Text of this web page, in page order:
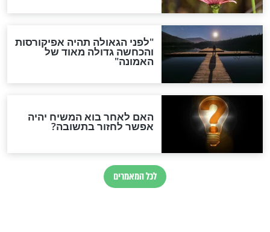
הותר לפרסום: לוחמי מילואים
נהרגו בדרום לבנון
ואיראן: בלי שקיפות ועם הרבה
סימני שאלה